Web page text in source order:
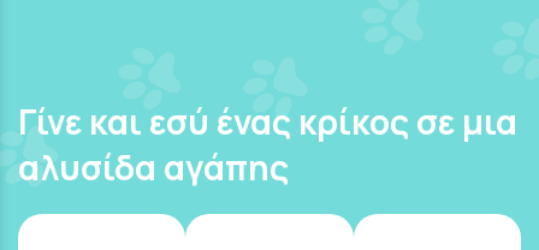
Γίνε και εσύ ένας κρίκος σε μια
αλυσίδα αγάπης